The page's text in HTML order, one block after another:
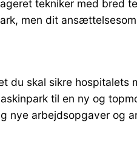
tekniker med bred
men dit
du skal sikre
til en ny og
arbejdsopgaver og